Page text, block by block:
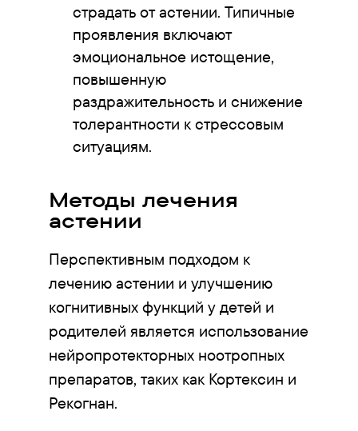
страдать от астении. Типичные
проявления включают
эмоциональное истощение,
повышенную
раздражительность и снижение
толерантности к стрессовым
ситуациям.
Методы лечения
астении
Перспективным подходом к
лечению астении и улучшению
когнитивных функций у детей и
родителей является использование
нейропротекторных ноотропных
препаратов, таких как Кортексин и
Рекогнан.